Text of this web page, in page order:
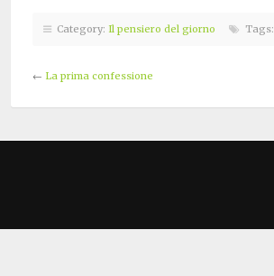
Category: Il pensiero del giorno Tags:
← La prima confessione